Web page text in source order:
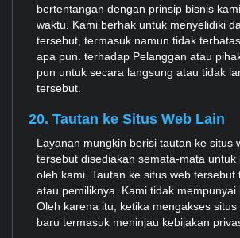
bertentangan dengan prinsip bisnis
waktu. Kami berhak untuk menyelidiki
tersebut, termasuk namun tidak
apa pun. terhadap Pelanggan atau
pun untuk secara langsung atau tidak
tersebut.
20. Tautan ke Situs Web Lain
Layanan mungkin berisi tautan ke situs
tersebut disediakan semata-mata
oleh kami. Tautan ke situs web
atau pemiliknya. Kami tidak
Oleh karena itu, ketika mengakses
baru termasuk meninjau kebijakan